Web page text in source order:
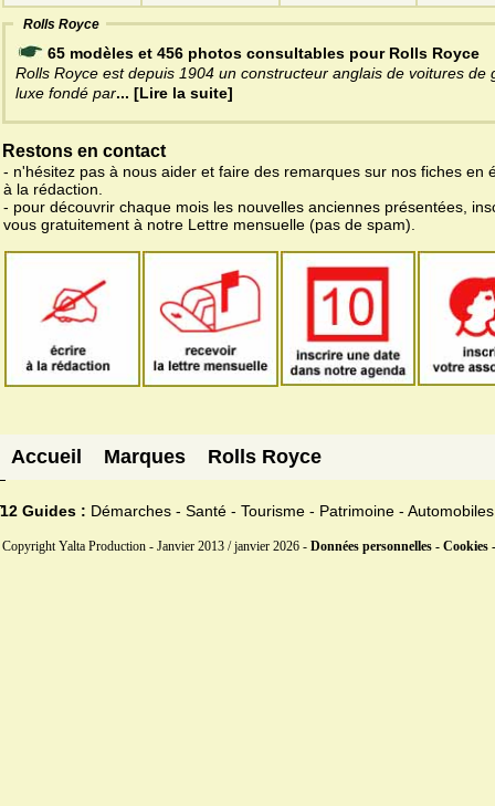
Rolls Royce
65 modèles et 456 photos consultables pour Rolls Royce
Rolls Royce est depuis 1904 un constructeur anglais de voitures de
luxe fondé par... [Lire la suite]
Restons en contact
- n'hésitez pas à nous aider et faire des remarques sur nos fiches en
à la rédaction.
- pour découvrir chaque mois les nouvelles anciennes présentées,
vous gratuitement à notre Lettre mensuelle (pas de spam).
Accueil Marques Rolls Royce
12 Guides : Démarches - Santé - Tourisme - Patrimoine - Automobiles
Copyright Yalta Production - Janvier 2013 / janvier 2026 - Données personnelles - Cookies